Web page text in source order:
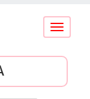
Conmutar